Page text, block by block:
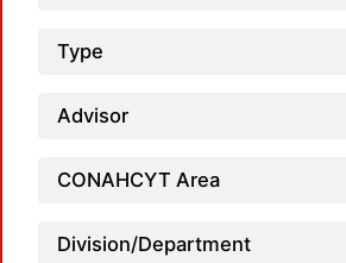
Type
Advisor
CONAHCYT Area
Division/Department